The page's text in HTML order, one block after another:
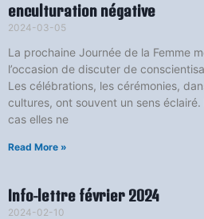
enculturation négative
2024-03-05
La prochaine Journée de la Femme
l’occasion de discuter de
Les célébrations, les cérémonies,
cultures, ont souvent un sens
cas elles ne
Read More »
Info-lettre février 2024
2024-02-10